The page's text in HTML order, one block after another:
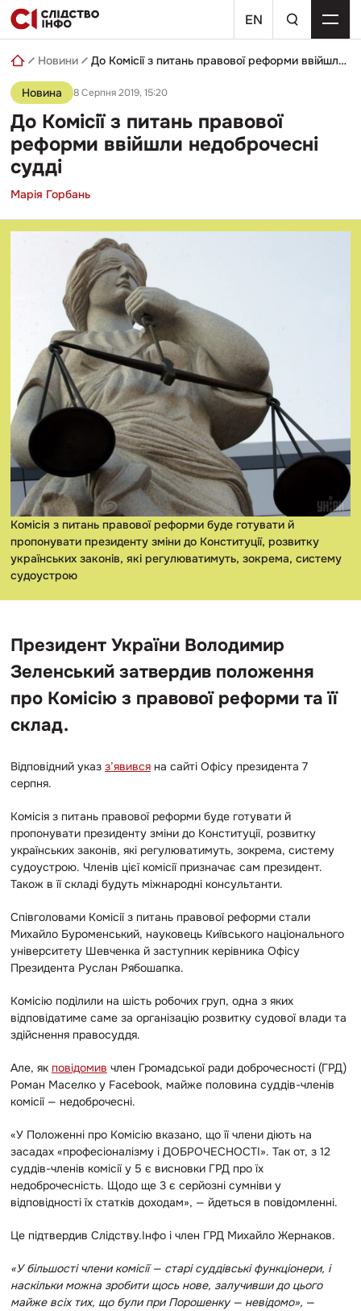
Skip
to
content
EN
пошуковий
запит
Новини До Комісії з питань правової реформи ввійшли недоброчесні судді
Новина 8 Серпня 2019, 15:20
До Комісії з питань правової
реформи ввійшли недоброчесні
судді
Марія Горбань
Комісія з питань правової реформи буде готувати й
пропонувати президенту зміни до Конституції, розвитку
українських законів, які регулюватимуть, зокрема, систему
судоустрою
Президент України Володимир
Зеленський затвердив положення
про Комісію з правової реформи та її
склад.
Відповідний указ з’явився на сайті Офісу президента 7
серпня.
Комісія з питань правової реформи буде готувати й
пропонувати президенту зміни до Конституції, розвитку
українських законів, які регулюватимуть, зокрема, систему
судоустрою. Членів цієї комісії призначає сам президент.
Також в її складі будуть міжнародні консультанти.
Співголовами Комісії з питань правової реформи стали
Михайло Буроменський, науковець Київського національного
університету Шевченка й заступник керівника Офісу
Президента Руслан Рябошапка.
Комісію поділили на шість робочих груп, одна з яких
відповідатиме саме за організацію розвитку судової влади та
здійснення правосуддя.
Але, як повідомив член Громадської ради доброчесності (ГРД)
Роман Маселко у Facebook, майже половина суддів-членів
комісії — недоброчесні.
«У Положенні про Комісію вказано, що її члени діють на
засадах «професіоналізму і ДОБРОЧЕСНОСТІ». Так от, з 12
суддів-членів комісії у 5️ є висновки ГРД про їх
недоброчесність. Щодо ще 3 є серйозні сумніви у
відповідності їх статків доходам», — йдеться в повідомленні.
Це підтвердив Слідству.Інфо і член ГРД Михайло Жернаков.
«У більшості члени комісії — старі суддівські функціонери, і
наскільки можна зробити щось нове, залучивши до цього
майже всіх тих, що були при Порошенку — невідомо», —